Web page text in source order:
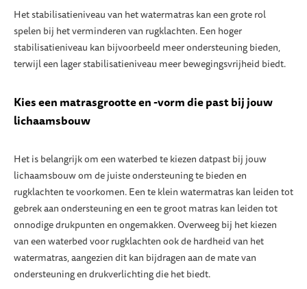
Het stabilisatieniveau van het watermatras kan een grote rol
spelen bij het verminderen van rugklachten. Een hoger
stabilisatieniveau kan bijvoorbeeld meer ondersteuning bieden,
terwijl een lager stabilisatieniveau meer bewegingsvrijheid biedt.
Kies een matrasgrootte en -vorm die past bij jouw
lichaamsbouw
Het is belangrijk om een waterbed te kiezen datpast bij jouw
lichaamsbouw om de juiste ondersteuning te bieden en
rugklachten te voorkomen. Een te klein watermatras kan leiden tot
gebrek aan ondersteuning en een te groot matras kan leiden tot
onnodige drukpunten en ongemakken. Overweeg bij het kiezen
van een waterbed voor rugklachten ook de hardheid van het
watermatras, aangezien dit kan bijdragen aan de mate van
ondersteuning en drukverlichting die het biedt.